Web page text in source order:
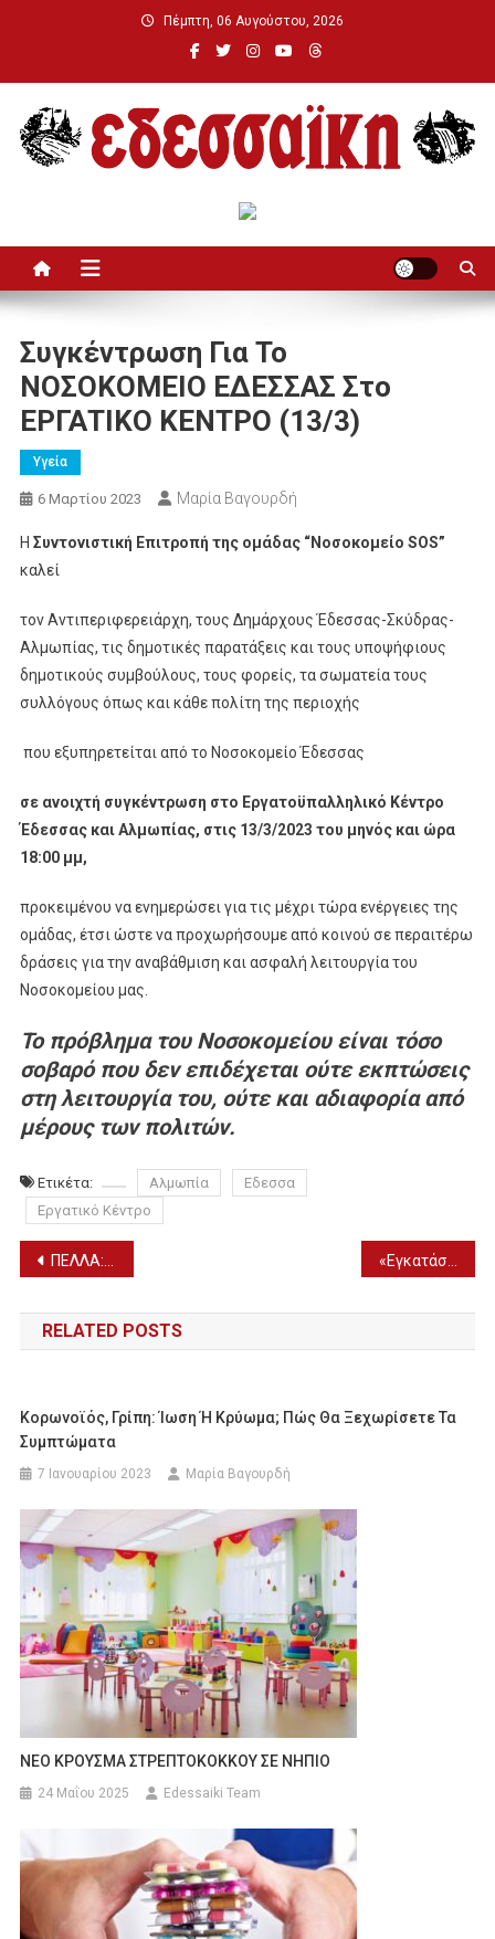
Πέμπτη, 06 Αυγούστου, 2026
Συγκέντρωση Για Το
ΝΟΣΟΚΟΜΕΙΟ ΕΔΕΣΣΑΣ Στο
ΕΡΓΑΤΙΚΟ ΚΕΝΤΡΟ (13/3)
Υγεία
6 Μαρτίου 2023 Μαρία Βαγουρδή
Η Συντονιστική Επιτροπή της ομάδας “Νοσοκομείο SOS”
καλεί
τον Αντιπεριφερειάρχη, τους Δημάρχους Έδεσσας-Σκύδρας-
Αλμωπίας, τις δημοτικές παρατάξεις και τους υποψήφιους
δημοτικούς συμβούλους, τους φορείς, τα σωματεία τους
συλλόγους όπως και κάθε πολίτη της περιοχής
που εξυπηρετείται από το Νοσοκομείο Έδεσσας
σε ανοιχτή συγκέντρωση στο Εργατοϋπαλληλικό Κέντρο
Έδεσσας και Αλμωπίας, στις 13/3/2023 του μηνός και ώρα
18:00 μμ,
προκειμένου να ενημερώσει για τις μέχρι τώρα ενέργειες της
ομάδας, έτσι ώστε να προχωρήσουμε από κοινού σε περαιτέρω
δράσεις για την αναβάθμιση και ασφαλή λειτουργία του
Νοσοκομείου μας.
Το πρόβλημα του Νοσοκομείου είναι τόσο
σοβαρό που δεν επιδέχεται ούτε εκπτώσεις
στη λειτουργία του, ούτε και αδιαφορία από
μέρους των πολιτών.
Ετικέτα: Αλμωπία
Εδεσσα
Εργατικό Κέντρο
Πλοήγηση
άρθρων
ΠΕΛΛΑ: Πληρώνονται οι αποζημιώσεις DE MINIMIS σε ροδάκινα, βερίκοκα, νεκταρίνια
RELATED POSTS
Κορωνοϊός, Γρίπη: Ίωση Ή Κρύωμα; Πώς Θα Ξεχωρίσετε Τα
Συμπτώματα
7 Ιανουαρίου 2023 Μαρία Βαγουρδή
ΝΕΟ ΚΡΟΥΣΜΑ ΣΤΡΕΠΤΟΚΟΚΚΟΥ ΣΕ ΝΗΠΙΟ
24 Μαΐου 2025 Edessaiki Team